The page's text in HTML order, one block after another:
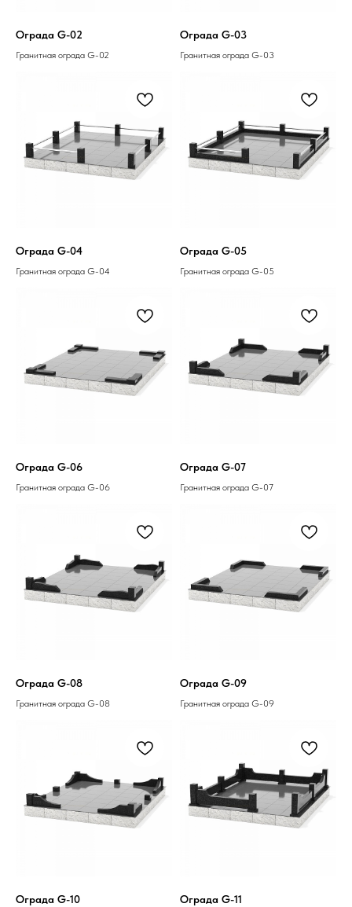
Ограда G-02
Гранитная ограда G-02
Ограда G-03
Гранитная ограда G-03
Ограда G-04
Гранитная ограда G-04
Ограда G-05
Гранитная ограда G-05
Ограда G-06
Гранитная ограда G-06
Ограда G-07
Гранитная ограда G-07
Ограда G-08
Гранитная ограда G-08
Ограда G-09
Гранитная ограда G-09
Ограда G-10 Ограда G-11